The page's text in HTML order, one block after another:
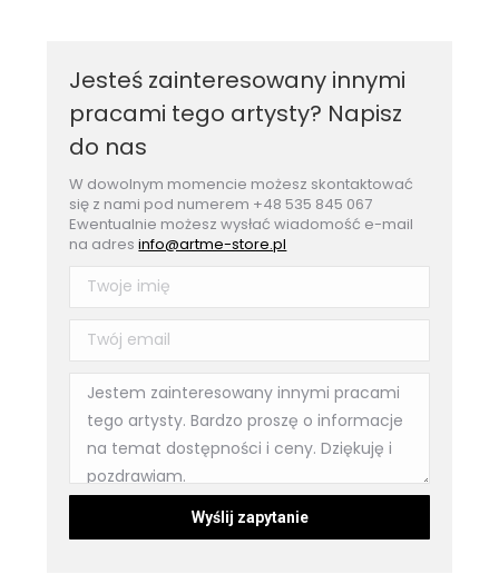
Jesteś zainteresowany innymi
pracami tego artysty? Napisz
do nas
W dowolnym momencie możesz skontaktować
się z nami pod numerem +48 535 845 067
Ewentualnie możesz wysłać wiadomość e-mail
na adresinfo@artme-store.pl